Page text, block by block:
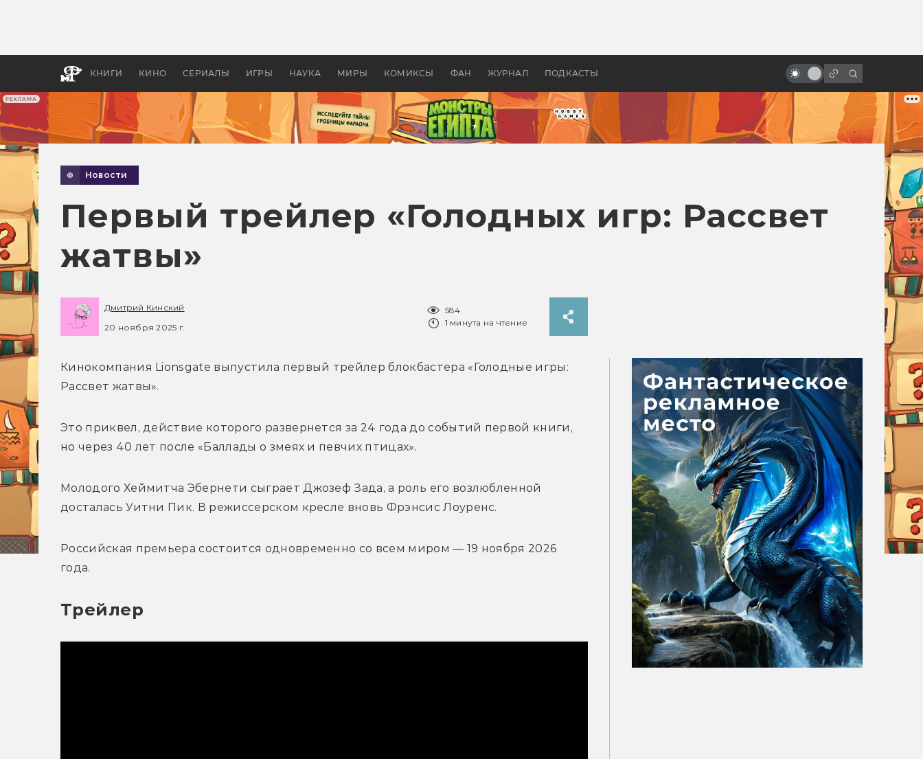
РЕКЛАМА
КНИГИ КИНО СЕРИАЛЫ ИГРЫ НАУКА МИРЫ КОМИКСЫ ФАН ЖУРНАЛ ПОДКАСТЫ
бы «Властелина колец»
Древней Грецией
младшего
Новости
Первый трейлер «Голодных игр: Рассвет
жатвы»
Дмитрий Кинский
20 ноября 2025 г.
584
1 минута на чтение
Кинокомпания Lionsgate выпустила первый трейлер блокбастера «Голодные игры:
Рассвет жатвы».
Это приквел, действие которого развернется за 24 года до событий первой книги,
но через 40 лет после «Баллады о змеях и певчих птицах».
Молодого Хеймитча Эбернети сыграет Джозеф Зада, а роль его возлюбленной
досталась Уитни Пик. В режиссерском кресле вновь Фрэнсис Лоуренс.
Российская премьера состоится одновременно со всем миром — 19 ноября 2026
года.
Трейлер